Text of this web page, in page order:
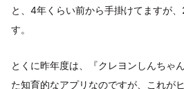
と、4年くらい前から手掛けてますが
す。
とくに昨年度は、『クレヨンしんちゃ
た知育的なアプリなのですが、これが